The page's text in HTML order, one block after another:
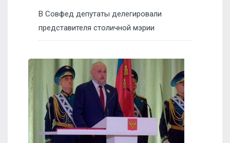
В Совфед депутаты делегировали
представителя столичной мэрии